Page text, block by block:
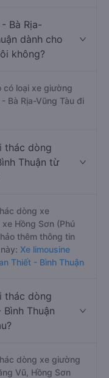
Bà Rịa-
dành cho
không?
có loại xe giường
Bà Rịa-Vũng Tàu đi
thác dòng
Thuận từ
dòng xe
Hồng Sơn (Phú
thêm thông tin
Xe limousine
Thiết - Bình Thuận
thác dòng
Thuận
dòng xe giường
Vũ, Hồng Sơn